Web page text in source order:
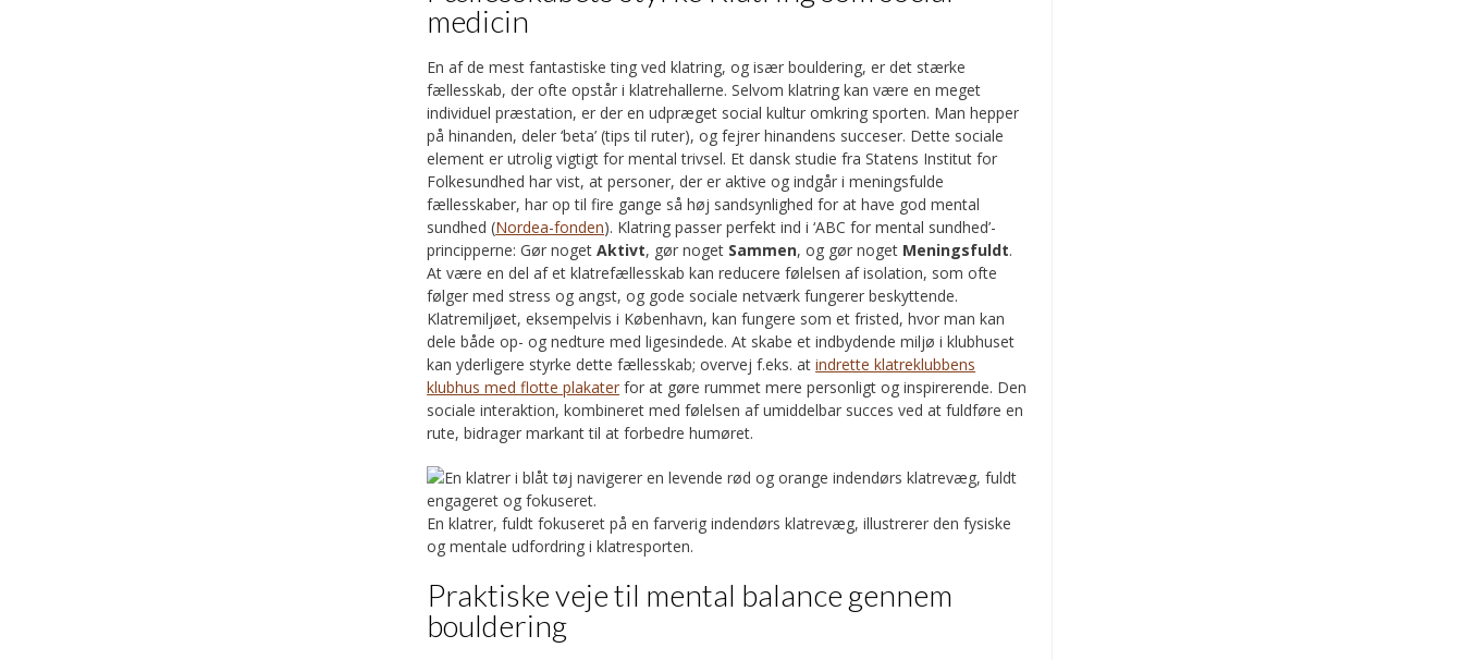
medicin
En af de mest fantastiske ting ved klatring, og især bouldering, er det stærke
fællesskab, der ofte opstår i klatrehallerne. Selvom klatring kan være en meget
individuel præstation, er der en udpræget social kultur omkring sporten. Man hepper
på hinanden, deler ‘beta’ (tips til ruter), og fejrer hinandens succeser. Dette sociale
element er utrolig vigtigt for mental trivsel. Et dansk studie fra Statens Institut for
Folkesundhed har vist, at personer, der er aktive og indgår i meningsfulde
fællesskaber, har op til fire gange så høj sandsynlighed for at have god mental
sundhed (Nordea-fonden). Klatring passer perfekt ind i ‘ABC for mental sundhed’-
principperne: Gør nogetAktivt, gør noget Sammen, og gør noget Meningsfuldt.
At være en del af et klatrefællesskab kan reducere følelsen af isolation, som ofte
følger med stress og angst, og gode sociale netværk fungerer beskyttende.
Klatremiljøet, eksempelvis i København, kan fungere som et fristed, hvor man kan
dele både op- og nedture med ligesindede. At skabe et indbydende miljø i klubhuset
kan yderligere styrke dette fællesskab; overvej f.eks. atindrette klatreklubbens
klubhus med flotte plakater for at gøre rummet mere personligt og inspirerende. Den
sociale interaktion, kombineret med følelsen af umiddelbar succes ved at fuldføre en
rute, bidrager markant til at forbedre humøret.
En klatrer, fuldt fokuseret på en farverig indendørs klatrevæg, illustrerer den fysiske
og mentale udfordring i klatresporten.
Praktiske veje til mental balance gennem
bouldering